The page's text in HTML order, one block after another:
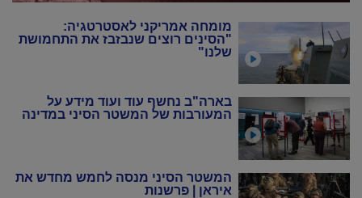
מומחה אמריקני לאסטרטגיה:
"הסינים רוצים שנבזבז את התחמושת
שלנו"
בארה"ב נחשף עוד ועוד מידע על
המעורבות של המשטר הסיני במדינה
המשטר הסיני מנסה לחמש מחדש את
איראן | פרשנות